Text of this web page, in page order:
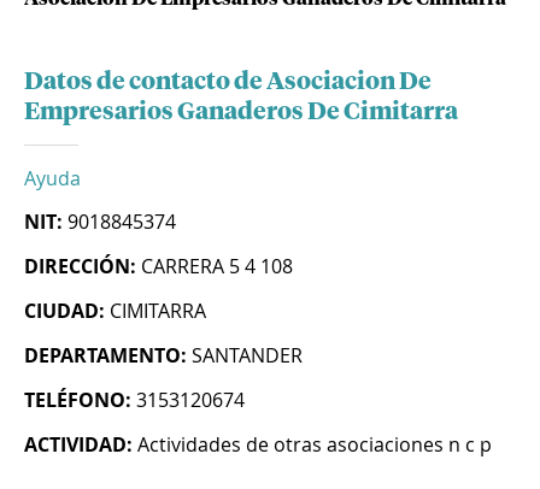
Datos de contacto de Asociacion De
Empresarios Ganaderos De Cimitarra
Ayuda
NIT: 9018845374
DIRECCIÓN: CARRERA 5 4 108
CIUDAD: CIMITARRA
DEPARTAMENTO: SANTANDER
TELÉFONO: 3153120674
ACTIVIDAD: Actividades de otras asociaciones n c p